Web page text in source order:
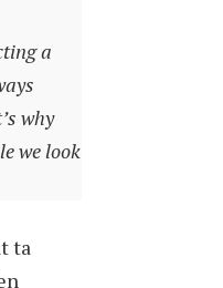
a
why
we look
ta